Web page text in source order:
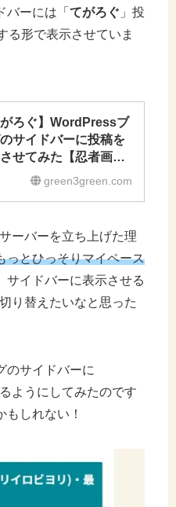
バーには「 てがろぐ 」投
る形で表示させていま
がろぐ】WordPressブ
サイドバーに投稿を
せてみた【忍者画像
green3green.com
ーバーを立ち上げた理
っとひっそりマイペース
サイドバーに表示させる
り替えたいなと思った
のサイドバーに
ようにしてみたのです
しれない！